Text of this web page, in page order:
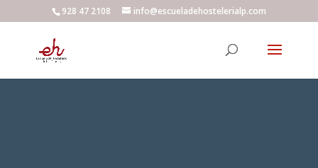
928 47 2108 info@escueladehostelerialp.com